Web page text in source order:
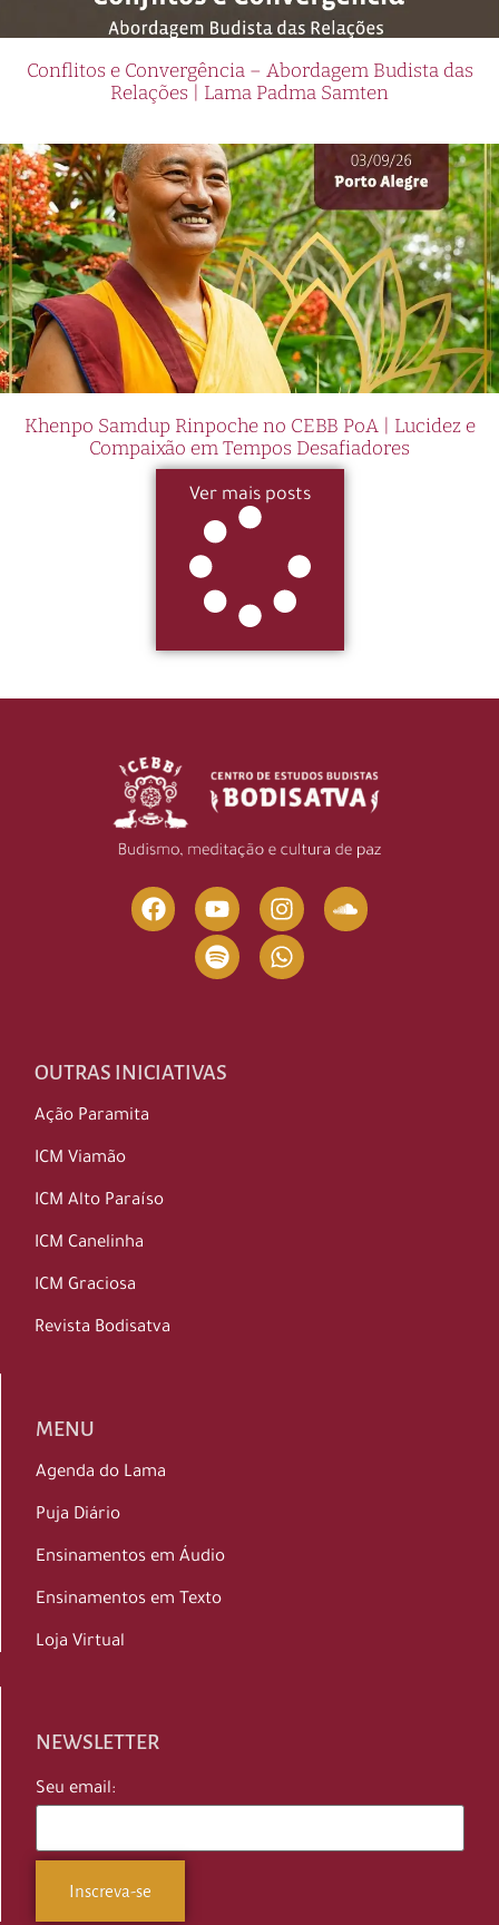
Conflitos e Convergência – Abordagem Budista das
Relações | Lama Padma Samten
Khenpo Samdup Rinpoche no CEBB PoA | Lucidez e
Compaixão em Tempos Desafiadores
Ver mais posts
OUTRAS INICIATIVAS
Ação Paramita
ICM Viamão
ICM Alto Paraíso
ICM Canelinha
ICM Graciosa
Revista Bodisatva
MENU
Agenda do Lama
Puja Diário
Ensinamentos em Áudio
Ensinamentos em Texto
Loja Virtual
NEWSLETTER
Seu email: